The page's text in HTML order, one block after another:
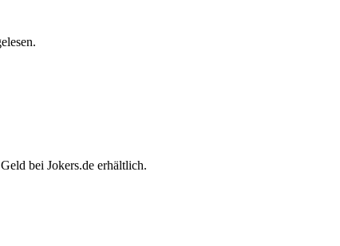
bei Jokers.de erhältlich.